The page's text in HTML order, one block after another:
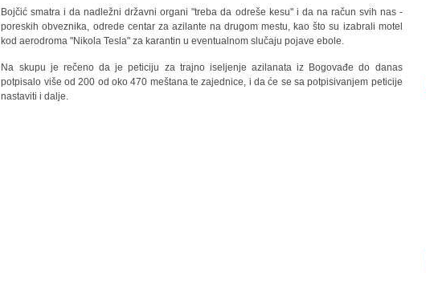
Bojčić smatra i da nadležni državni organi "treba da odreše kesu" i da na račun svih nas -
poreskih obveznika, odrede centar za azilante na drugom mestu, kao što su izabrali motel
kod aerodroma "Nikola Tesla" za karantin u eventualnom slučaju pojave ebole.
Na skupu je rečeno da je peticiju za trajno iseljenje azilanata iz Bogovađe do danas
potpisalo više od 200 od oko 470 meštana te zajednice, i da će se sa potpisivanjem peticije
nastaviti i dalje.